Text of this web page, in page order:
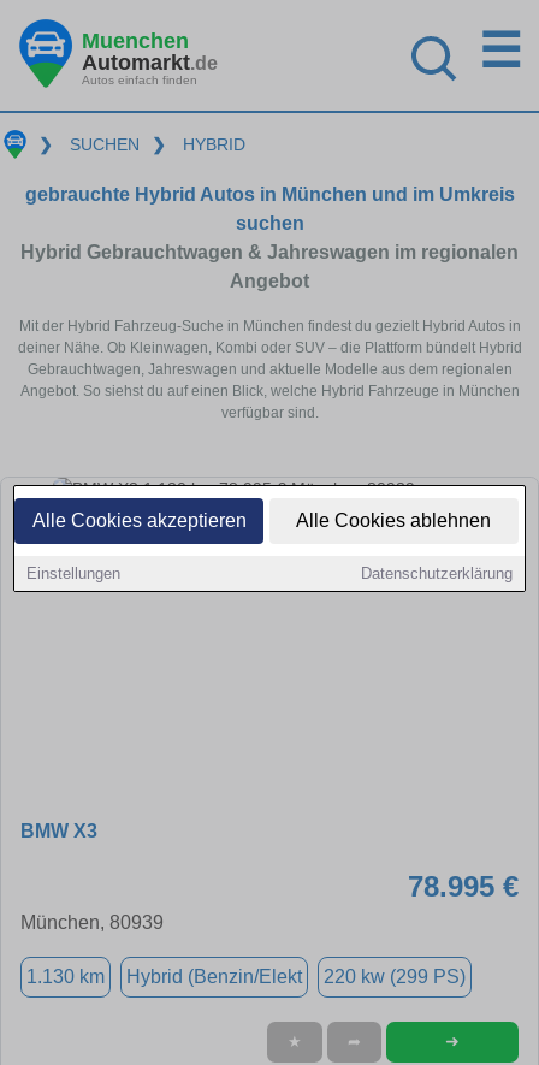
Alle Cookies akzeptieren Alle Cookies ablehnen
Einstellungen Datenschutzerklärung
Muenchen
Automarkt.de
Autos einfach finden
☰
❯ SUCHEN ❯ HYBRID
gebrauchte Hybrid Autos in München und im Umkreis
suchen
Hybrid Gebrauchtwagen & Jahreswagen im regionalen
Angebot
Mit der Hybrid Fahrzeug-Suche in München findest du gezielt Hybrid Autos in
deiner Nähe. Ob Kleinwagen, Kombi oder SUV – die Plattform bündelt Hybrid
Gebrauchtwagen, Jahreswagen und aktuelle Modelle aus dem regionalen
Angebot. So siehst du auf einen Blick, welche Hybrid Fahrzeuge in München
verfügbar sind.
BMW X3
78.995 €
München, 80939
1.130 km Hybrid (Benzin/Elekt 220 kw (299 PS)
★ ➦ ➜